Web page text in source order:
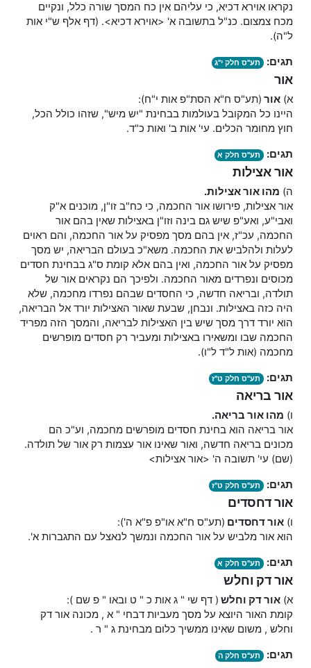
נקראו אוירא דכיא, כי עליהם אין כח המסך שורה כלל, ונקיים
מכח צמצום. כנ"ל בתשובה א' <אוירא דכיא>. (דף אלף ש"י אות
ל"ה).
תגים: תע"ס חלק י"ג
אור
א)אור (תע"ס ח"א הסת"פ אות י"ח):
היינו כל המקובל בעולמות בבחינת "יש מיש", שזהו כולל הכל,
חוץ מחומר הכלים. עי' אות ב' ואות כ"ד.
תגים: תע"ס חלק א
אור אצילות
ה) מהו אור אצילות.
אור אצילות, פירושו אור החכמה, כי כח"ב זו"ן, מוכנים א"ק
ואבי"ע, ואע"פ שיש גם בינה וזו"ן באצילות שאין בהם אור
החכמה, עכ"ז, אין בהם מסך מפסיק על אור החכמה, והם ראוים
לעלות ולהלביש את החכמה. משא"כ בעולם הבריאה, יש מסך
מפסיק על אור החכמה, ואין בהם אלא קומת ס"ג בבחינת חסדים
מכוסים ונפרדים מאור החכמה. ולפיכך הם נקראים אור של
תולדה, ובריאה חדשה, כי החסדים שבהם נפרדו מחכמה, שלא
היה כזה באצילות. ונבחן, שבעת שאור האצילות יורד אל הבריאה,
הוא יורד דרך מסך שיש בין האצילות לבריאה, והמסך הזה מפריד
החכמה שבו ומשאירו באצילות ומעביר רק חסדים מופרשים
מחכמה (אות ל"ד ל"ו).
תגים: תע"ס חלק ט"ז
אור בריאה
ו) מהו אור בריאה.
אור בריאה הוא בחינת חסדים מופרשים מחכמה, וע"כ הם
מכונים בריאה חדשה, ואור שאינו אור עצמות רק אור של תולדה.
(שם) עי' תשובה ה' <אור אצילות>
תגים: תע"ס חלק ט"ז
אור דחסדים
ו)אור דחסדים (תע"ס ח"א או"פ פ"א ה'):
הוא אור מלביש על אור החכמה ונמשך לנאצל עם התגברות א'.
תגים: תע"ס חלק א
אור דק וחלש
א)אורדק וחלש ( דף שי " ג אות כ " ט ובאו " פ שם ):
קומת האור היוצא על מסך מעביות דבחי " א , מכונה אור דק
וחלש , משום שאינו ממשיך כלום מבחינת ג " ר .
תגים: תע"ס חלק ה